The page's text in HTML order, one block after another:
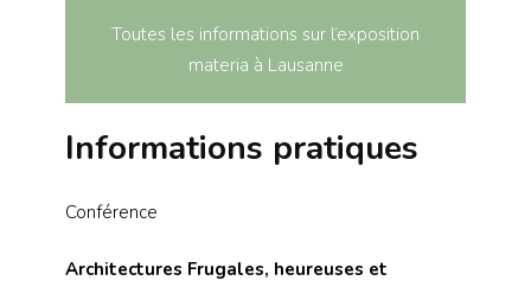
Toutes les informations sur l’exposition
materia à Lausanne
Informations pratiques
Conférence
Architectures Frugales, heureuses et